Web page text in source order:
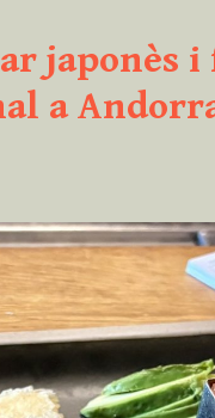
japonès i
a